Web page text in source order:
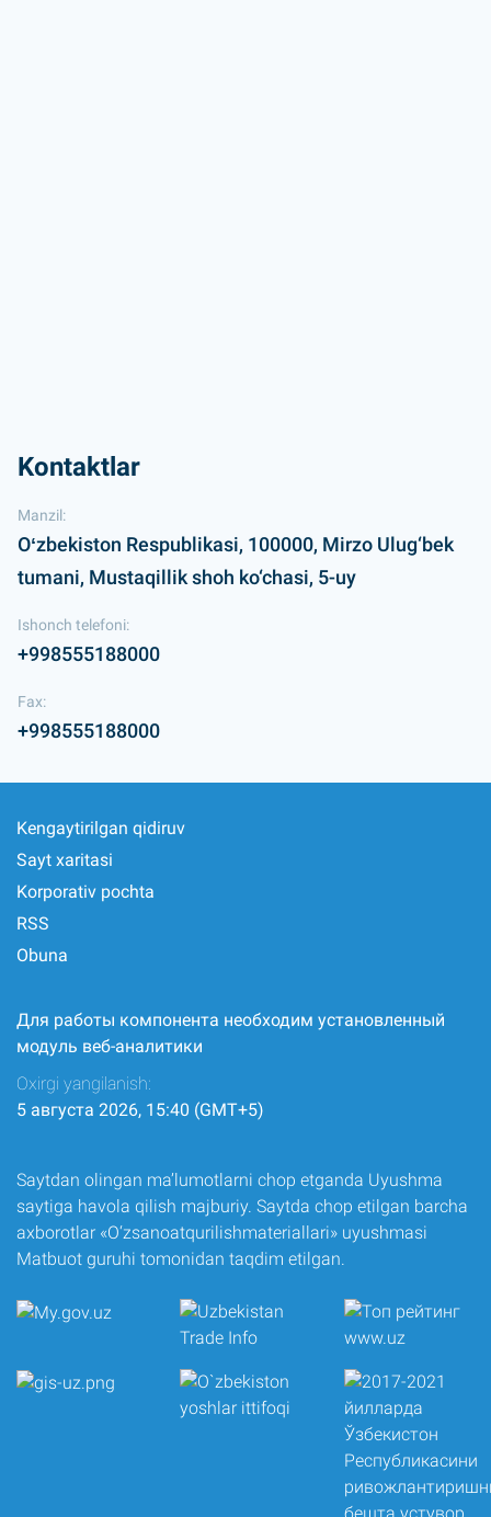
Kontaktlar
Manzil:
Oʻzbekiston Respublikasi, 100000, Mirzo Ulug‘bek
tumani, Mustaqillik shoh ko‘chasi, 5-uy
Ishonch telefoni:
+998555188000
Fax:
+998555188000
Kengaytirilgan qidiruv
Sayt xaritasi
Korporativ pochta
RSS
Obuna
Для работы компонента необходим установленный
модуль веб-аналитики
Oxirgi yangilanish:
5 августа 2026, 15:40 (GMT+5)
Saytdan olingan ma’lumotlarni chop etganda Uyushma
saytiga havola qilish majburiy. Saytda chop etilgan barcha
axborotlar «O‘zsanoatqurilishmateriallari» uyushmasi
Matbuot guruhi tomonidan taqdim etilgan.